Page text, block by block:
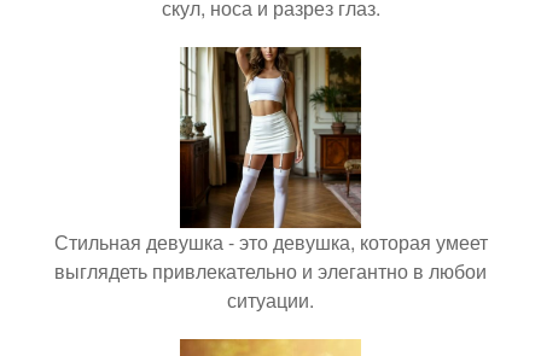
скул, носа и разрез глаз.
Стильная девушка - это девушка, которая умеет
выглядеть привлекательно и элегантно в любои
ситуации.